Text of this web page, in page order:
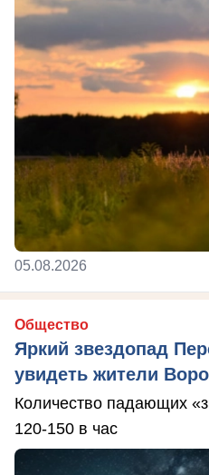
05.08.2026
Общество
Яркий звездопад
увидеть жители
Количество падающих
120-150 в час